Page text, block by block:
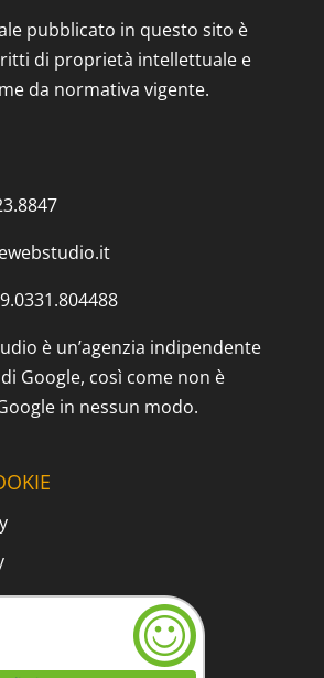
pubblicato in questo sito è
di proprietà intellettuale e
da normativa vigente.
è un’agenzia indipendente
Google, così come non è
in nessun modo.